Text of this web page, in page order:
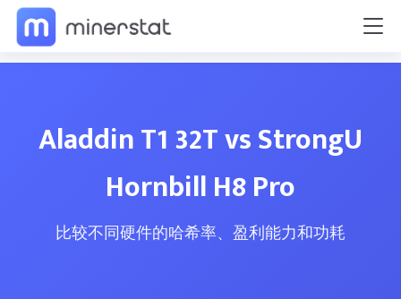
Aladdin T1 32T vs StrongU
Hornbill H8 Pro
比较不同硬件的哈希率、盈利能力和功耗